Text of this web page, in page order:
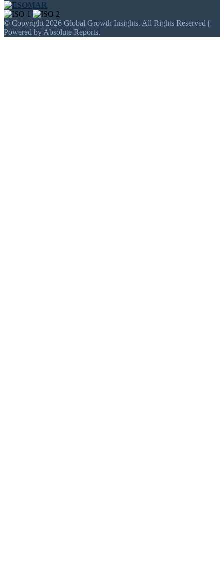
© Copyright 2026 Global Growth Insights. All Rights Reserved |
Powered by Absolute Reports.